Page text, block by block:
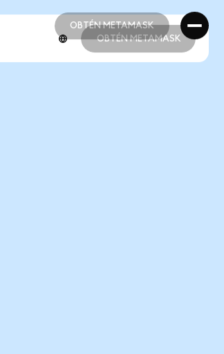
OBTÉN METAMASK
OBTÉN METAMASK
OBTÉN METAMASK